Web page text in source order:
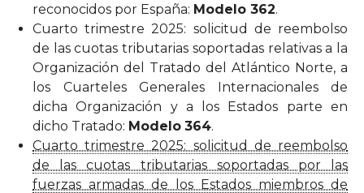
reconocidos por España: Modelo 362.
Cuarto trimestre 2025: solicitud de reembolso
de las cuotas tributarias soportadas relativas a la
Organización del Tratado del Atlántico Norte, a
los Cuarteles Generales Internacionales de
dicha Organización y a los Estados parte en
dicho Tratado: Modelo 364.
Cuarto trimestre 2025: solicitud de reembolso
de las cuotas tributarias soportadas por las
fuerzas armadas de los Estados miembros de